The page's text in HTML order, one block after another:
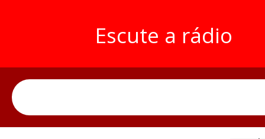
Escute a rádio